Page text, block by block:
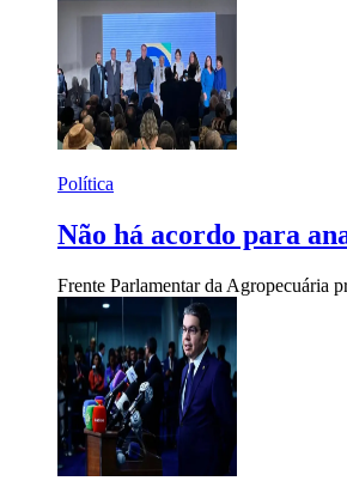
Política
Não há acordo para
Frente Parlamentar da Agropecuária